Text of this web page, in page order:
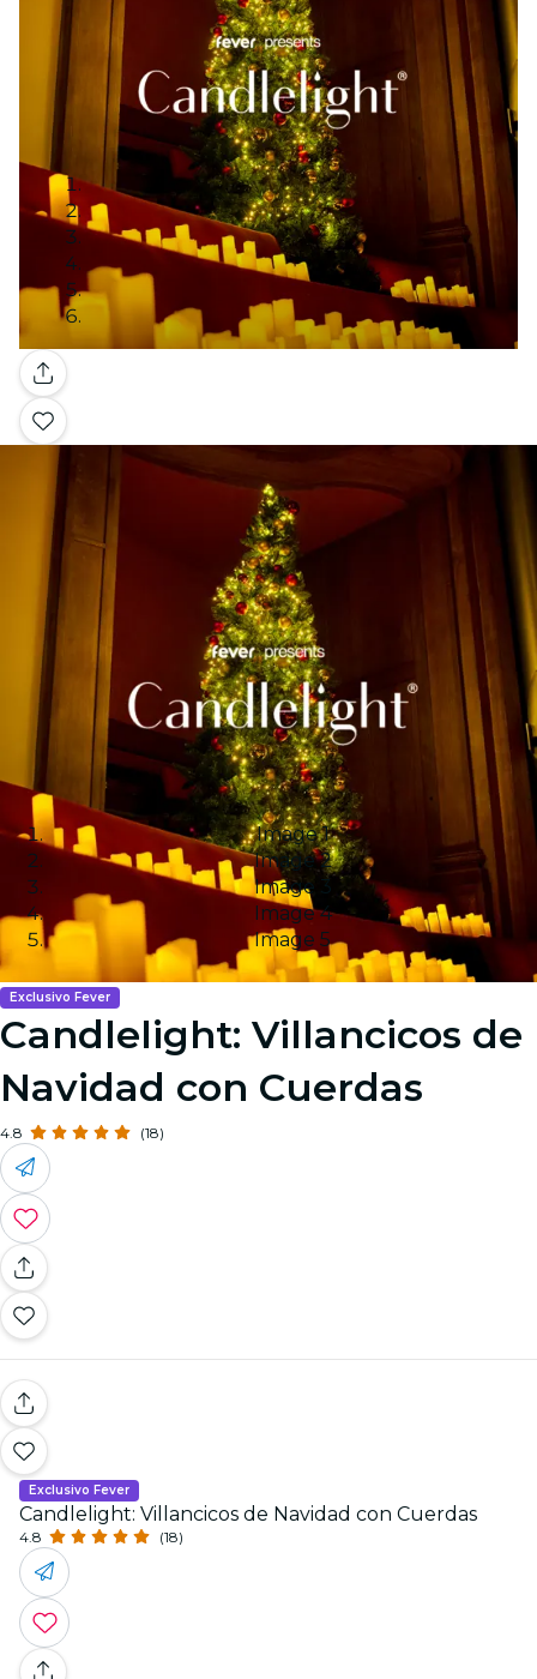
Galería
Image 1
Image 2
Image 3
Image 4
Image 5
Exclusivo Fever
Candlelight: Villancicos de
Navidad con Cuerdas
4.8 (18)
Exclusivo Fever
Candlelight: Villancicos de Navidad con Cuerdas
4.8 (18)